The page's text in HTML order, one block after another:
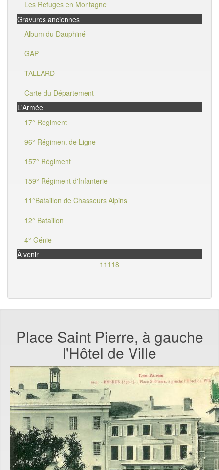
Les Refuges en Montagne
Gravures anciennes
Album du Dauphiné
GAP
TALLARD
Carte du Département
L'Armée
17° Régiment
96° Régiment de Ligne
157° Régiment
159° Régiment d'Infanterie
11°Bataillon de Chasseurs Alpins
12° Bataillon
4° Génie
À venir
11118
Place Saint Pierre, à gauche
l'Hôtel de Ville